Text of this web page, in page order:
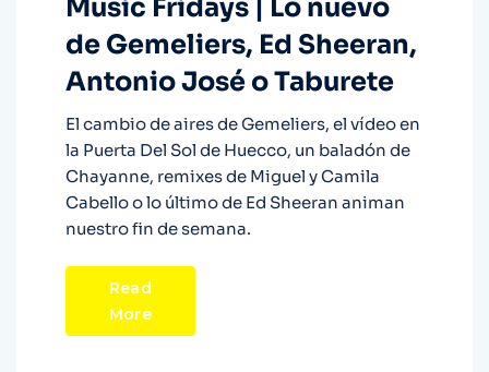
Music Fridays | Lo nuevo
de Gemeliers, Ed Sheeran,
Antonio José o Taburete
El cambio de aires de Gemeliers, el vídeo en
la Puerta Del Sol de Huecco, un baladón de
Chayanne, remixes de Miguel y Camila
Cabello o lo último de Ed Sheeran animan
nuestro fin de semana.
Read
More